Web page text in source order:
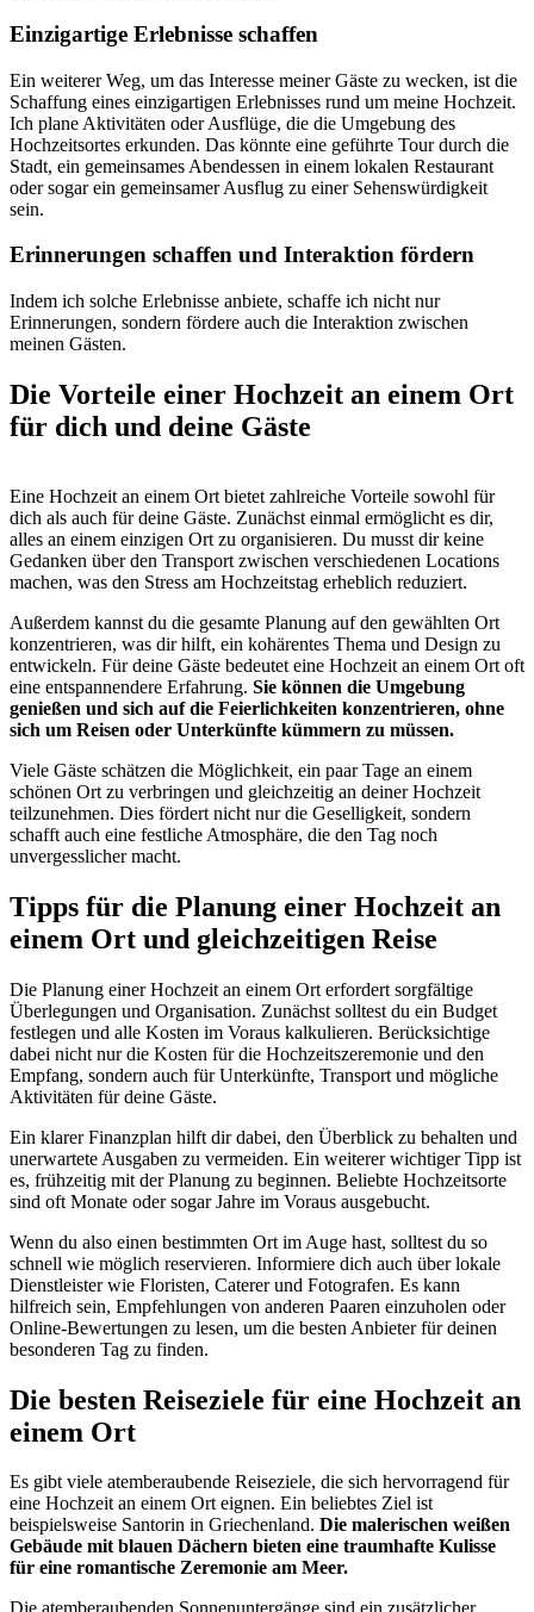
Einzigartige Erlebnisse schaffen
Ein weiterer Weg, um das Interesse meiner Gäste zu wecken, ist die
Schaffung eines einzigartigen Erlebnisses rund um meine Hochzeit.
Ich plane Aktivitäten oder Ausflüge, die die Umgebung des
Hochzeitsortes erkunden. Das könnte eine geführte Tour durch die
Stadt, ein gemeinsames Abendessen in einem lokalen Restaurant
oder sogar ein gemeinsamer Ausflug zu einer Sehenswürdigkeit
sein.
Erinnerungen schaffen und Interaktion fördern
Indem ich solche Erlebnisse anbiete, schaffe ich nicht nur
Erinnerungen, sondern fördere auch die Interaktion zwischen
meinen Gästen.
Die Vorteile einer Hochzeit an einem Ort
für dich und deine Gäste
Eine Hochzeit an einem Ort bietet zahlreiche Vorteile sowohl für
dich als auch für deine Gäste. Zunächst einmal ermöglicht es dir,
alles an einem einzigen Ort zu organisieren. Du musst dir keine
Gedanken über den Transport zwischen verschiedenen Locations
machen, was den Stress am Hochzeitstag erheblich reduziert.
Außerdem kannst du die gesamte Planung auf den gewählten Ort
konzentrieren, was dir hilft, ein kohärentes Thema und Design zu
entwickeln. Für deine Gäste bedeutet eine Hochzeit an einem Ort oft
eine entspannendere Erfahrung. Sie können die Umgebung
genießen und sich auf die Feierlichkeiten konzentrieren, ohne
sich um Reisen oder Unterkünfte kümmern zu müssen.
Viele Gäste schätzen die Möglichkeit, ein paar Tage an einem
schönen Ort zu verbringen und gleichzeitig an deiner Hochzeit
teilzunehmen. Dies fördert nicht nur die Geselligkeit, sondern
schafft auch eine festliche Atmosphäre, die den Tag noch
unvergesslicher macht.
Tipps für die Planung einer Hochzeit an
einem Ort und gleichzeitigen Reise
Die Planung einer Hochzeit an einem Ort erfordert sorgfältige
Überlegungen und Organisation. Zunächst solltest du ein Budget
festlegen und alle Kosten im Voraus kalkulieren. Berücksichtige
dabei nicht nur die Kosten für die Hochzeitszeremonie und den
Empfang, sondern auch für Unterkünfte, Transport und mögliche
Aktivitäten für deine Gäste.
Ein klarer Finanzplan hilft dir dabei, den Überblick zu behalten und
unerwartete Ausgaben zu vermeiden. Ein weiterer wichtiger Tipp ist
es, frühzeitig mit der Planung zu beginnen. Beliebte Hochzeitsorte
sind oft Monate oder sogar Jahre im Voraus ausgebucht.
Wenn du also einen bestimmten Ort im Auge hast, solltest du so
schnell wie möglich reservieren. Informiere dich auch über lokale
Dienstleister wie Floristen, Caterer und Fotografen. Es kann
hilfreich sein, Empfehlungen von anderen Paaren einzuholen oder
Online-Bewertungen zu lesen, um die besten Anbieter für deinen
besonderen Tag zu finden.
Die besten Reiseziele für eine Hochzeit an
einem Ort
Es gibt viele atemberaubende Reiseziele, die sich hervorragend für
eine Hochzeit an einem Ort eignen. Ein beliebtes Ziel ist
beispielsweise Santorin in Griechenland. Die malerischen weißen
Gebäude mit blauen Dächern bieten eine traumhafte Kulisse
für eine romantische Zeremonie am Meer.